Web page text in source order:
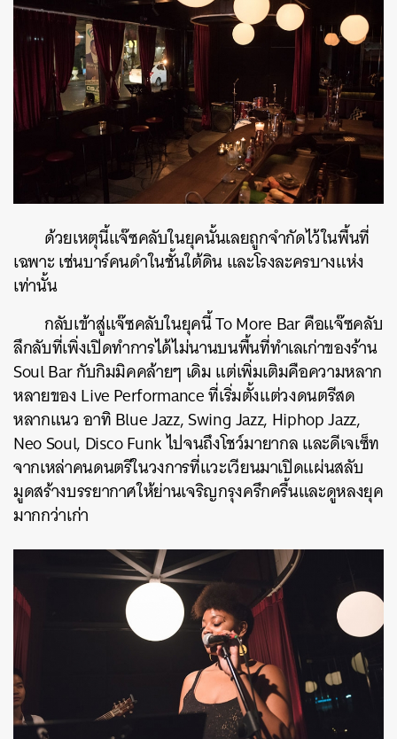
ด้วยเหตุนี้แจ๊ซคลับในยุคนั้นเลยถูกจำกัดไว้ในพื้นที่
เฉพาะ เช่นบาร์คนดำในชั้นใต้ดิน และโรงละครบางแห่ง
เท่านั้น
กลับเข้าสู่แจ๊ซคลับในยุคนี้ To More Bar คือแจ๊ซคลับ
ลึกลับที่เพิ่งเปิดทำการได้ไม่นานบนพื้นที่ทำเลเก่าของร้าน
Soul Bar กับกิมมิคคล้ายๆ เดิม แต่เพิ่มเติมคือความหลาก
หลายของ Live Performance ที่เริ่มตั้งแต่วงดนตรีสด
หลากแนว อาทิ Blue Jazz, Swing Jazz, Hiphop Jazz,
Neo Soul, Disco Funk ไปจนถึงโชว์มายากล และดีเจเซ็ท
จากเหล่าคนดนตรีในวงการที่แวะเวียนมาเปิดแผ่นสลับ
มูดสร้างบรรยากาศให้ย่านเจริญกรุงครึกครื้นและดูหลงยุค
มากกว่าเก่า